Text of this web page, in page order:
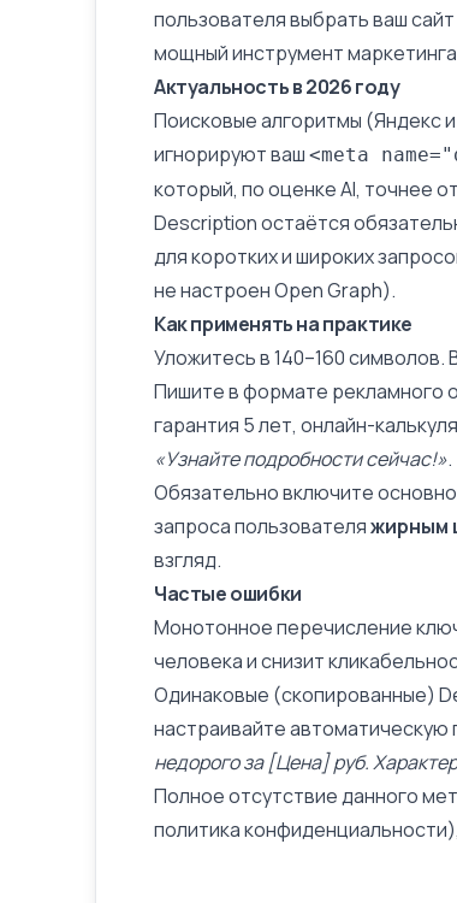
пользователя выбрать ваш
мощный инструмент
Актуальность в 2026 году
Поисковые алгоритмы (Яндекс и
игнорируют ваш <meta
который, по оценке AI, точнее
Description остаётся
для коротких и широких
не настроенOpen Graph).
Как применять на практике
Уложитесь в 140–160
Пишите в формате рекламного
гарантия 5 лет, онлайн-
«Узнайте подробности сейчас!».
Обязательно включите
запроса пользователяжирным
взгляд.
Частые ошибки
Монотонное перечисление
человека и снизит
Одинаковые (скопированные)
настраивайте
недорого за [Цена] руб.
Полное отсутствие данного
политика